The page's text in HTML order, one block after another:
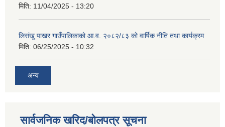
मिति: 11/04/2025 - 13:20
लिसंखु पाखर गाउँपालिकाको आ.व. २०८२/८३ को वार्षिक नीति तथा कार्यक्रम
मिति: 06/25/2025 - 10:32
अन्य
सार्वजनिक खरिद/बोलपत्र सूचना